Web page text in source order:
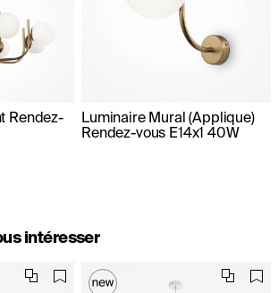
Rendez-
Luminaire Mural (Applique)
Rendez-vous E14x1 40W
intéresser